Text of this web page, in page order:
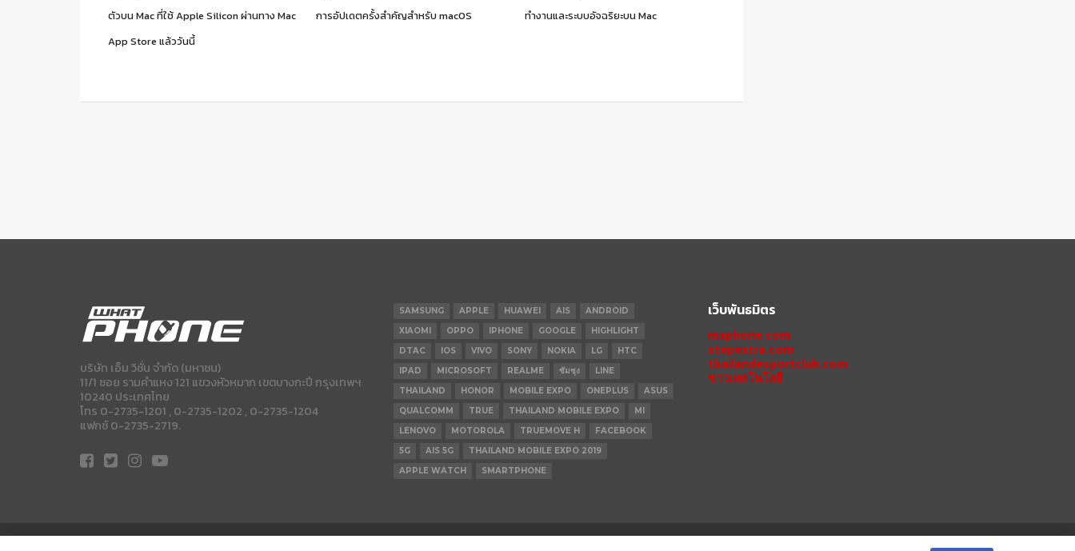
ตัวบน Mac ที่ใช้ Apple Silicon ผ่านทาง Mac
App Store แล้ววันนี้
การอัปเดตครั้งสำคัญสำหรับ macOS
ทำงานและระบบอัจฉริยะบน Mac
บริษัท เอ็ม วิชั่น จำกัด (มหาชน)
11/1 ซอย รามคำแหง 121 แขวงหัวหมาก เขตบางกะปี กรุงเทพฯ
10240 ประเทศไทย
โทร 0-2735-1201 , 0-2735-1202 , 0-2735-1204
แฟกซ์ 0-2735-2719.
SAMSUNG APPLE HUAWEI AIS
ANDROID
XIAOMI
OPPO IPHONE GOOGLE
HIGHLIGHT
DTAC
IOS VIVO SONY NOKIA LG
HTC
IPAD
MICROSOFT REALME ซัมซุง
LINE
THAILAND
HONOR MOBILE EXPO ONEPLUS
ASUS
QUALCOMM
TRUE THAILAND MOBILE EXPO
MI
LENOVO
MOTOROLA TRUEMOVE H
FACEBOOK
5G
AIS 5G
THAILAND MOBILE EXPO 2019
APPLE WATCH
SMARTPHONE
เว็บพันธมิตร
mxphone.com
stepextra.com
thailandesportclub.com
ข่าวเทคโนโลยี
HONOR